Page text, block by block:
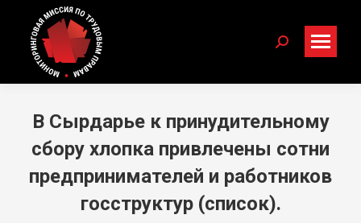
Search:
В Сырдарье к принудительному
сбору хлопка привлечены сотни
предпринимателей и работников
госструктур (список).